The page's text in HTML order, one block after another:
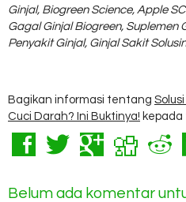
Ginjal, Biogreen Science, Apple
Gagal Ginjal Biogreen, Suplemen
Penyakit Ginjal, Ginjal Sakit
Bagikan informasi tentang
Cuci Darah? Ini Buktinya!
Belum ada komentar